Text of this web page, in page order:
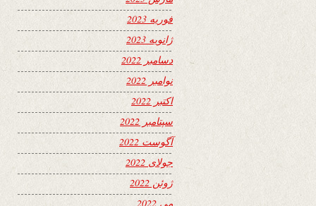
فوریه 2023
ژانویه 2023
دسامبر 2022
نوامبر 2022
اکتبر 2022
سپتامبر 2022
آگوست 2022
جولای 2022
ژوئن 2022
می 2022